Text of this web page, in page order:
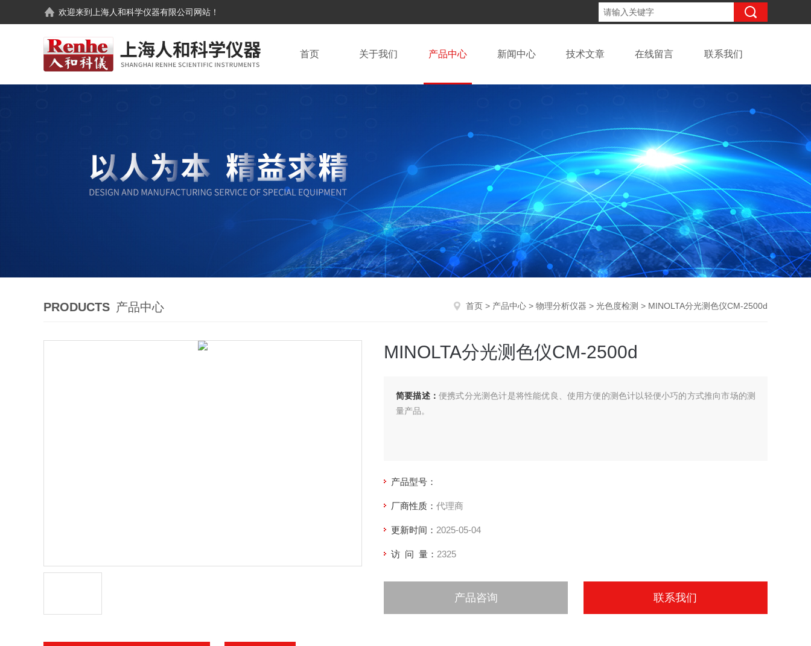
欢迎来到 上海人和科学仪器有限公司 网站！
首页 关于我们 产品中心 新闻中心 技术文章 在线留言 联系我们
PRODUCTS 产品中心 首页 > 产品中心 > 物理分析仪器 > 光色度检测 > MINOLTA分光测色仪CM-2500d
MINOLTA分光测色仪CM-2500d
简要描述： 便携式分光测色计是将性能优良、使用方便的测色计以轻便小巧的方式推向市场的测
量产品。
产品型号：
厂商性质： 代理商
更新时间： 2025-05-04
访 问 量： 2325
产品咨询 联系我们